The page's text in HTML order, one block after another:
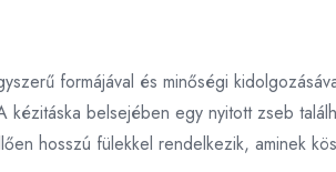
formájával és minőségi
belsejében egy nyitott zseb
hosszú fülekkel rendelkezik, aminek